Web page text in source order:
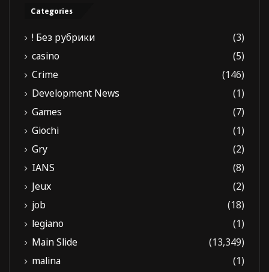
Categories
! Без рубрики
(3)
casino
(5)
Crime
(146)
Development News
(1)
Games
(7)
Giochi
(1)
Gry
(2)
IANS
(8)
Jeux
(2)
job
(18)
legiano
(1)
Main Slide
(13,349)
malina
(1)